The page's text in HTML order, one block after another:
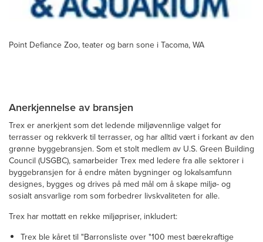
Point Defiance Zoo, teater og barn sone i Tacoma, WA
Anerkjennelse av bransjen
Trex er anerkjent som det ledende miljøvennlige valget for
terrasser og rekkverk til terrasser, og har alltid vært i forkant av den
grønne byggebransjen. Som et stolt medlem av U.S. Green Building
Council (USGBC), samarbeider Trex med ledere fra alle sektorer i
byggebransjen for å endre måten bygninger og lokalsamfunn
designes, bygges og drives på med mål om å skape miljø- og
sosialt ansvarlige rom som forbedrer livskvaliteten for alle.
Trex har mottatt en rekke miljøpriser, inkludert:
Trex ble kåret til "Barronsliste over "100 mest bærekraftige